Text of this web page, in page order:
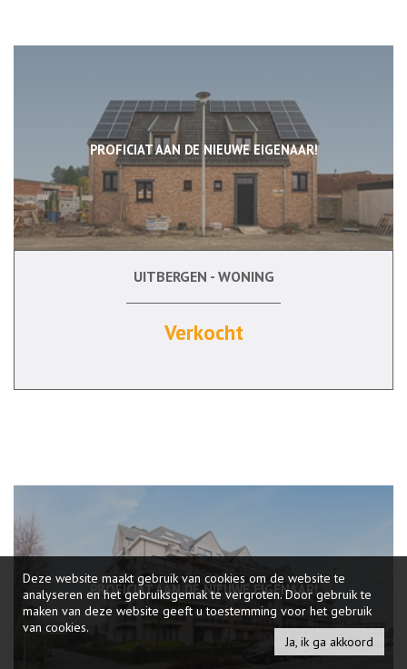
PROFICIAT AAN DE NIEUWE EIGENAAR!
135 m² 3
UITBERGEN - WONING
Verkocht
PROFICIAT AAN DE NIEUWE EIGENAAR!
Deze website maakt gebruik van cookies om de website te
analyseren en het gebruiksgemak te vergroten. Door gebruik te
maken van deze website geeft u toestemming voor het gebruik
van cookies.
Ja, ik ga akkoord